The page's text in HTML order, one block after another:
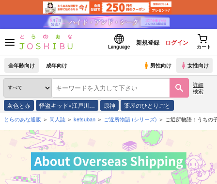
Language
新規登録 ログイン
カート
全年齢向け 成年向け 男性向け 女性向け
詳細
検索
灰色と赤 怪盗キッド×江戸川… 原神 薬屋のひとりごと
とらのあな通販 同人誌 ketsuban ご近所物語 (シリーズ) ご近所物語：うちの